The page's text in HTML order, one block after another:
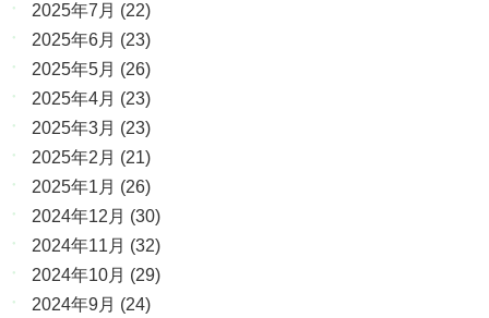
2025年7月 (22)
2025年6月 (23)
2025年5月 (26)
2025年4月 (23)
2025年3月 (23)
2025年2月 (21)
2025年1月 (26)
2024年12月 (30)
2024年11月 (32)
2024年10月 (29)
2024年9月 (24)